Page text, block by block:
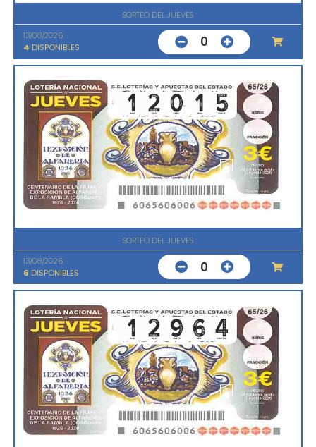
SORTEO DEL JUEVES
13/08/2026
4 DISPONIBLES 0
SORTEO DEL JUEVES
13/08/2026
6 DISPONIBLES 0